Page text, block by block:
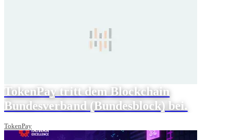
TokenPay tritt dem Blockchain
Bundesverband (Bundesblock) bei.
TokenPay